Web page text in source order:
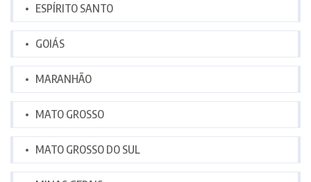
ESPÍRITO SANTO
GOIÁS
MARANHÃO
MATO GROSSO
MATO GROSSO DO SUL